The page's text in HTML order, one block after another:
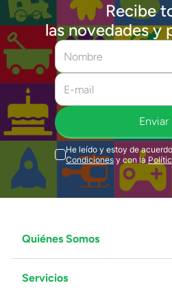
Recibe
las novedades y
Enviar
He leído y estoy de
Condiciones y con la
Quiénes Somos
Grupo Juguetron
Servicios